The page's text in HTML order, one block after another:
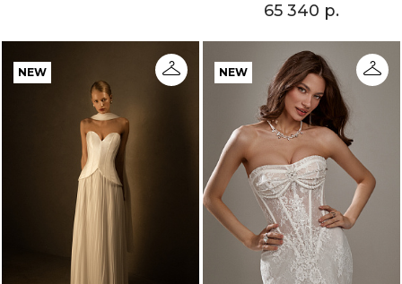
65 340 р.
NEW NEW